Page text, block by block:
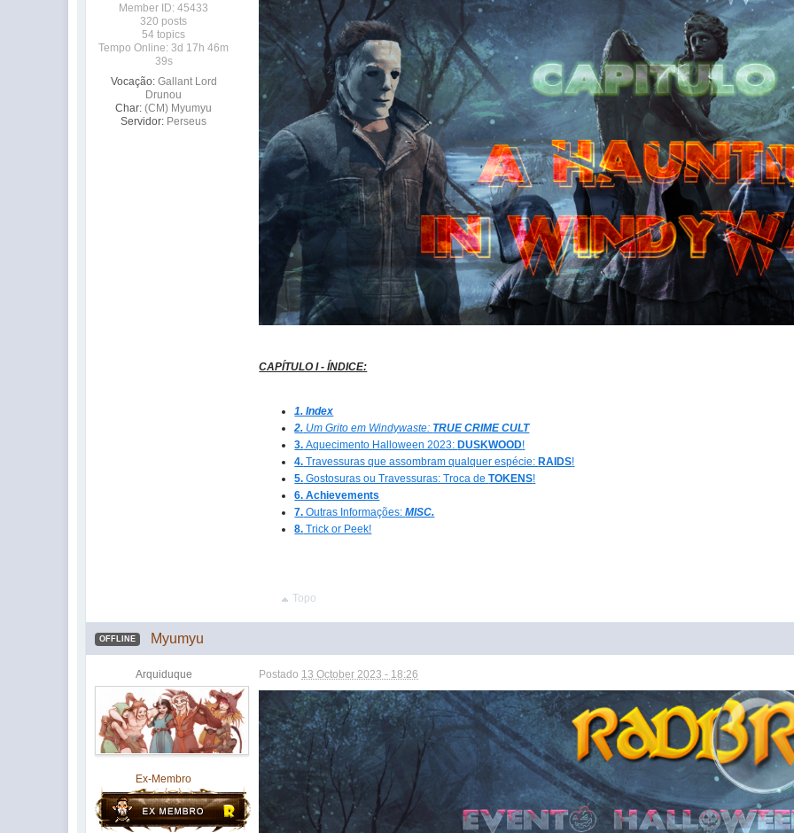
Member ID: 45433
320 posts
54 topics
Tempo Online: 3d 17h 46m
39s
Vocação: Gallant Lord
Drunou
Char: (CM) Myumyu
Servidor: Perseus
CAPÍTULO I - ÍNDICE:
1. Index
2. Um Grito em Windywaste: TRUE CRIME CULT
3. Aquecimento Halloween 2023: DUSKWOOD!
4. Travessuras que assombram qualquer espécie: RAIDS!
5. Gostosuras ou Travessuras: Troca deTOKENS!
6. Achievements
7. Outras Informações:MISC.
8. Trick or Peek!
Topo
OFFLINE Myumyu
Arquiduque
Ex-Membro
Postado 13 October 2023 - 18:26